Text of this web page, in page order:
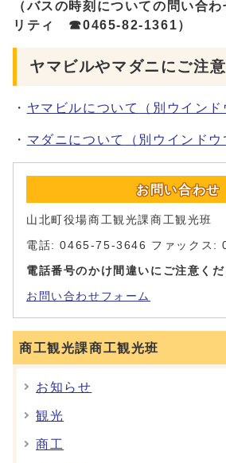
（バスの時刻についての問い合
リティ ☎0465-82-1361）
ヤマビルやマダニにご注意
・ ヤマビルについて （別ウインド
・ マダニについて （別ウインドウ
お問い合わせ
山北町役場商工観光課商工観光班
電話: 0465-75-3646 ファックス:
電話番号のかけ間違いにご注意くだ
お問い合わせフォーム
商工観光課商工観光班
お知らせ
観光
商工